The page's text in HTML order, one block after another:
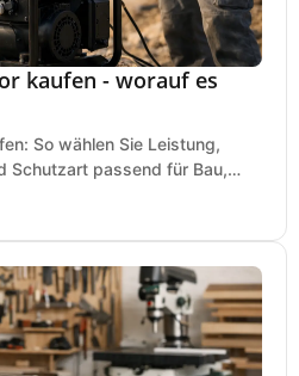
kaufen - worauf es
So wählen Sie Leistung,
Schutzart passend für Bau,